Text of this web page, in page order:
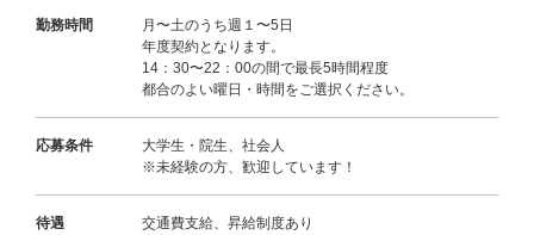
勤務時間
月〜土のうち週１〜5日
年度契約となります。
14：30〜22：00の間で最長5時間程度
都合のよい曜日・時間をご選択ください。
応募条件
大学生・院生、社会人
※未経験の方、歓迎しています！
待遇
交通費支給、昇給制度あり